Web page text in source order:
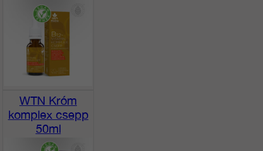
WTN Króm
komplex csepp
50ml